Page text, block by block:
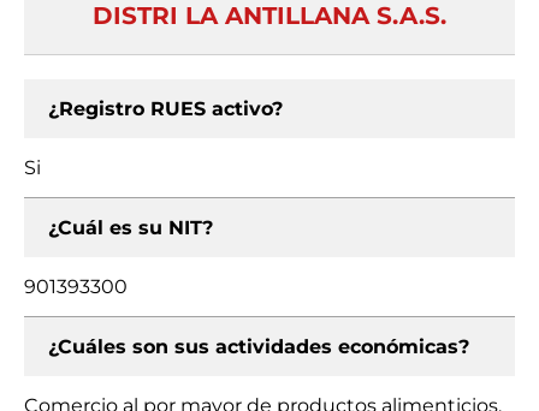
DISTRI LA ANTILLANA S.A.S.
¿Registro RUES activo?
Si
¿Cuál es su NIT?
901393300
¿Cuáles son sus actividades económicas?
Comercio al por mayor de productos alimenticios,